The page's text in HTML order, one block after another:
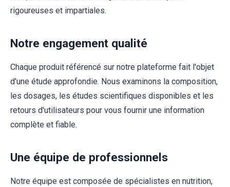
rigoureuses et impartiales.
Notre engagement qualité
Chaque produit référencé sur notre plateforme fait l'objet
d'une étude approfondie. Nous examinons la composition,
les dosages, les études scientifiques disponibles et les
retours d'utilisateurs pour vous fournir une information
complète et fiable.
Une équipe de professionnels
Notre équipe est composée de spécialistes en nutrition,